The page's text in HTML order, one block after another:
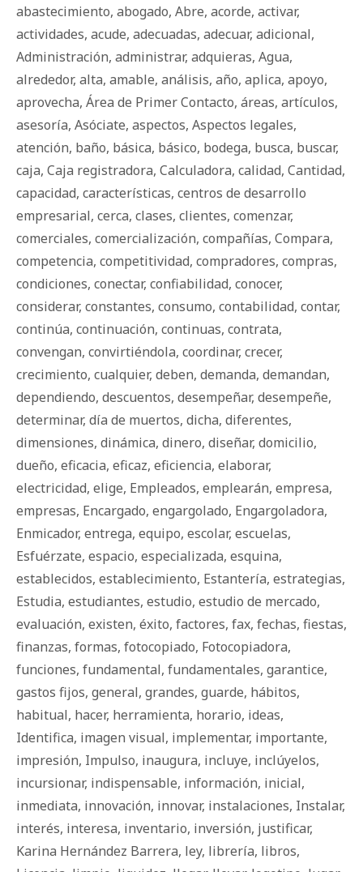
abastecimiento, abogado, Abre, acorde, activar,
actividades, acude, adecuadas, adecuar, adicional,
Administración, administrar, adquieras, Agua,
alrededor, alta, amable, análisis, año, aplica, apoyo,
aprovecha, Área de Primer Contacto, áreas, artículos,
asesoría, Asóciate, aspectos, Aspectos legales,
atención, baño, básica, básico, bodega, busca, buscar,
caja, Caja registradora, Calculadora, calidad, Cantidad,
capacidad, características, centros de desarrollo
empresarial, cerca, clases, clientes, comenzar,
comerciales, comercialización, compañías, Compara,
competencia, competitividad, compradores, compras,
condiciones, conectar, confiabilidad, conocer,
considerar, constantes, consumo, contabilidad, contar,
continúa, continuación, continuas, contrata,
convengan, convirtiéndola, coordinar, crecer,
crecimiento, cualquier, deben, demanda, demandan,
dependiendo, descuentos, desempeñar, desempeñe,
determinar, día de muertos, dicha, diferentes,
dimensiones, dinámica, dinero, diseñar, domicilio,
dueño, eficacia, eficaz, eficiencia, elaborar,
electricidad, elige, Empleados, emplearán, empresa,
empresas, Encargado, engargolado, Engargoladora,
Enmicador, entrega, equipo, escolar, escuelas,
Esfuérzate, espacio, especializada, esquina,
establecidos, establecimiento, Estantería, estrategias,
Estudia, estudiantes, estudio, estudio de mercado,
evaluación, existen, éxito, factores, fax, fechas, fiestas,
finanzas, formas, fotocopiado, Fotocopiadora,
funciones, fundamental, fundamentales, garantice,
gastos fijos, general, grandes, guarde, há­bi­tos,
habitual, hacer, herramienta, horario, ideas,
Identifica, imagen visual, implementar, importante,
impresión, Impulso, inaugura, incluye, inclúyelos,
incursionar, indispensable, información, inicial,
inmediata, innovación, innovar, instalaciones, Instalar,
interés, interesa, inventario, inversión, justificar,
Karina Hernández Barrera, ley, librería, libros,